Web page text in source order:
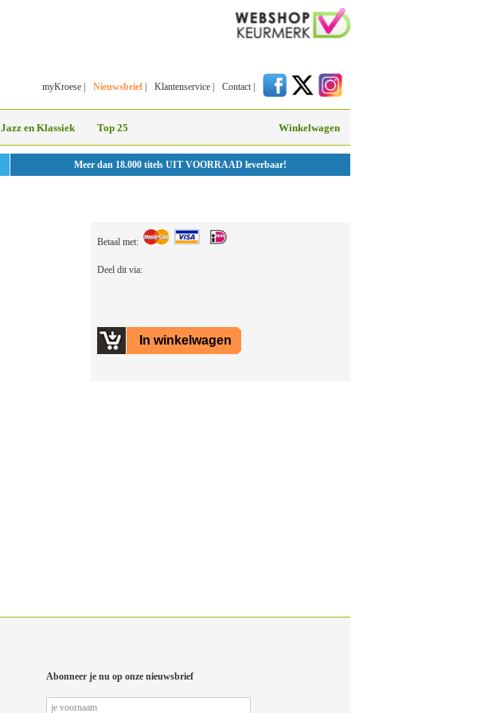
myKroese Nieuwsbrief Klantenservice Contact
Jazz en Klassiek Top 25 Winkelwagen
Meer dan 18.000 titels UIT VOORRAAD leverbaar!
Betaal met:
Deel dit via:
Abonneer je nu op onze nieuwsbrief